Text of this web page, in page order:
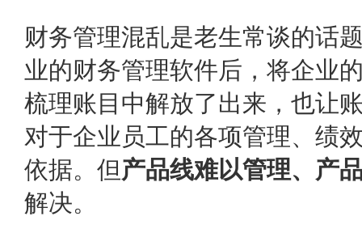
财务管理混乱是老生常谈的话
业的财务管理软件后，将企业
梳理账目中解放了出来，也让
对于企业员工的各项管理、绩
依据。但产品线难以管理、产
解决。